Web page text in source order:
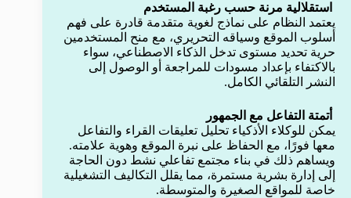
استقلالية مرنة حسب رغبة المستخدم
يعتمد النظام على نماذج لغوية متقدمة قادرة على فهم
أسلوب الموقع وسياقه التحريري، مع منح المستخدمين
حرية تحديد مستوى تدخل الذكاء الاصطناعي، سواء
بالاكتفاء بإعداد مسودات للمراجعة أو الوصول إلى
النشر التلقائي الكامل.
أتمتة التفاعل مع الجمهور
يمكن للوكلاء الأذكياء تحليل تعليقات القراء والتفاعل
معها فورًا، مع الحفاظ على نبرة الموقع وهوية علامته.
ويساهم ذلك في بناء مجتمع تفاعلي نشط دون الحاجة
إلى إدارة بشرية مستمرة، مما يقلل التكاليف التشغيلية
خاصة للمواقع الصغيرة والمتوسطة.